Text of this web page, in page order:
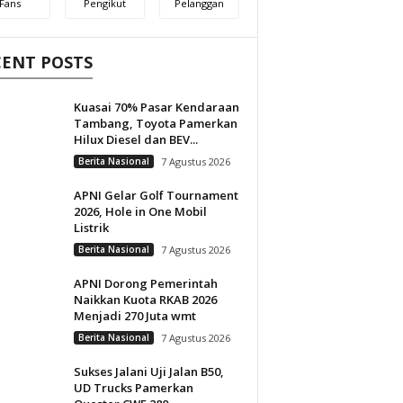
Fans Pengikut Pelanggan
POSTS
Kuasai 70% Pasar Kendaraan
Tambang, Toyota Pamerkan
Hilux Diesel dan BEV...
Berita Nasional 7 Agustus 2026
APNI Gelar Golf Tournament
2026, Hole in One Mobil
Listrik
Berita Nasional 7 Agustus 2026
APNI Dorong Pemerintah
Naikkan Kuota RKAB 2026
Menjadi 270 Juta wmt
Berita Nasional 7 Agustus 2026
Sukses Jalani Uji Jalan B50,
UD Trucks Pamerkan